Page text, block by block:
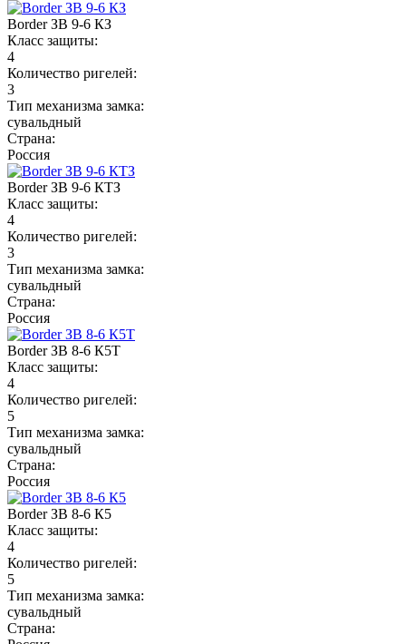
Border ЗВ 9-6 КЗ
Класс защиты:
4
Количество ригелей:
3
Тип механизма замка:
сувальдный
Страна:
Россия
Border ЗВ 9-6 КТЗ
Класс защиты:
4
Количество ригелей:
3
Тип механизма замка:
сувальдный
Страна:
Россия
Border ЗВ 8-6 К5Т
Класс защиты:
4
Количество ригелей:
5
Тип механизма замка:
сувальдный
Страна:
Россия
Border ЗВ 8-6 К5
Класс защиты:
4
Количество ригелей:
5
Тип механизма замка:
сувальдный
Страна: